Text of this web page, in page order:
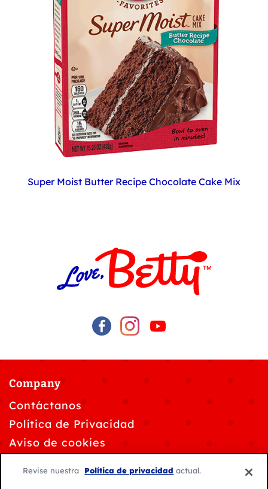
Super Moist Butter Recipe Chocolate Cake Mix
Company
Contáctanos
Política de Privacidad
Aviso de cookies
Personalizar la configuración de cookies
Revise nuestra Política de privacidad actual.